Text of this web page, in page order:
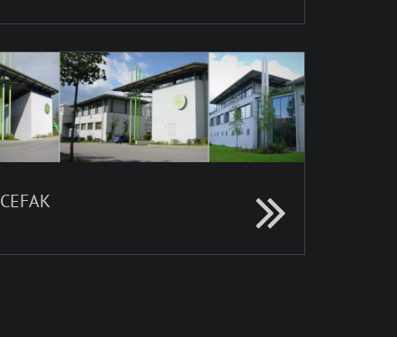
CEFAK